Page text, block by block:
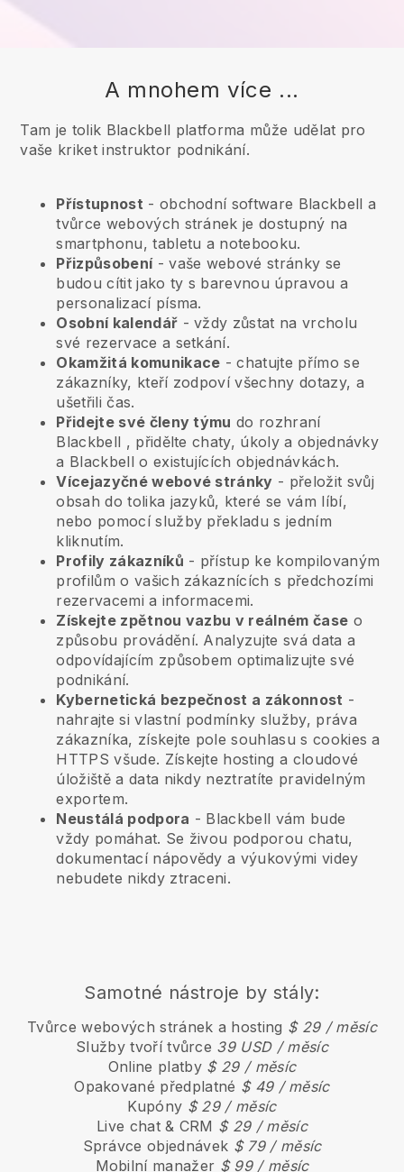
A mnohem více ...
Tam je tolik Blackbell platforma může udělat pro
vaše kriket instruktor podnikání.
Přístupnost - obchodní software Blackbell a
tvůrce webových stránek je dostupný na
smartphonu, tabletu a notebooku.
Přizpůsobení- vaše webové stránky se
budou cítit jako ty s barevnou úpravou a
personalizací písma.
Osobní kalendář - vždy zůstat na vrcholu
své rezervace a setkání.
Okamžitá komunikace - chatujte přímo se
zákazníky, kteří zodpoví všechny dotazy, a
ušetřili čas.
Přidejte své členy týmu do rozhraní
Blackbell , přidělte chaty, úkoly a objednávky
a Blackbell o existujících objednávkách.
Vícejazyčné webové stránky - přeložit svůj
obsah do tolika jazyků, které se vám líbí,
nebo pomocí služby překladu s jedním
kliknutím.
Profily zákazníků - přístup ke kompilovaným
profilům o vašich zákaznících s předchozími
rezervacemi a informacemi.
Získejte zpětnou vazbu v reálném čase o
způsobu provádění. Analyzujte svá data a
odpovídajícím způsobem optimalizujte své
podnikání.
Kybernetická bezpečnost a zákonnost -
nahrajte si vlastní podmínky služby, práva
zákazníka, získejte pole souhlasu s cookies a
HTTPS všude. Získejte hosting a cloudové
úložiště a data nikdy neztratíte pravidelným
exportem.
Neustálá podpora - Blackbell vám bude
vždy pomáhat. Se živou podporou chatu,
dokumentací nápovědy a výukovými videy
nebudete nikdy ztraceni.
Samotné nástroje by stály:
Tvůrce webových stránek a hosting $ 29 / měsíc
Služby tvoří tvůrce 39 USD / měsíc
Online platby $ 29 / měsíc
Opakované předplatné $ 49 / měsíc
Kupóny $ 29 / měsíc
Live chat & CRM $ 29 / měsíc
Správce objednávek $ 79 / měsíc
Mobilní manažer $ 99 / měsíc